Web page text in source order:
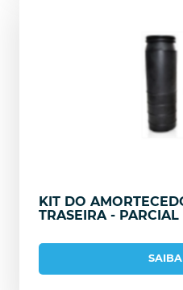
KIT DO
TRASEIRA - PARCIAL